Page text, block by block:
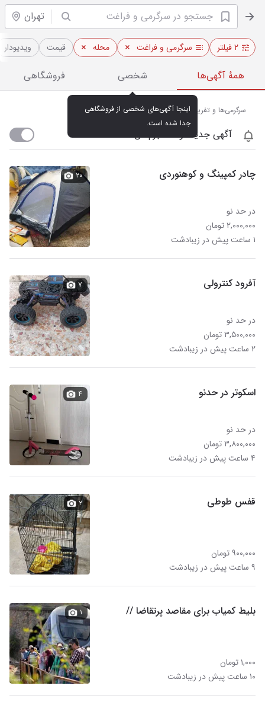
تهران
۲ فیلتر سرگرمی و فراغت محله قیمت ویدیو‌دار
همهٔ آگهی‌ها شخصی فروشگاهی
جدا شده است.
سرگرمی‌ها و تفریحات در دیوار زیبادشت تهران
آگهی جدید اومد خبرم کن
چادر کمپینگ و کوهنوردی
در حد نو
۲,۰۰۰,۰۰۰ تومان
۱ ساعت پیش در زیبادشت
۲۰
آفرود کنترولی
در حد نو
۳,۵۰۰,۰۰۰ تومان
۲ ساعت پیش در زیبادشت
۷
اسکوتر در حدنو
در حد نو
۳,۸۰۰,۰۰۰ تومان
۴ ساعت پیش در زیبادشت
۴
قفس طوطی
۹۰۰,۰۰۰ تومان
۹ ساعت پیش در زیبادشت
۲
بلیط کمیاب برای مقاصد پرتقاضا //
۱,۰۰۰ تومان
۱۰ ساعت پیش در زیبادشت
۱